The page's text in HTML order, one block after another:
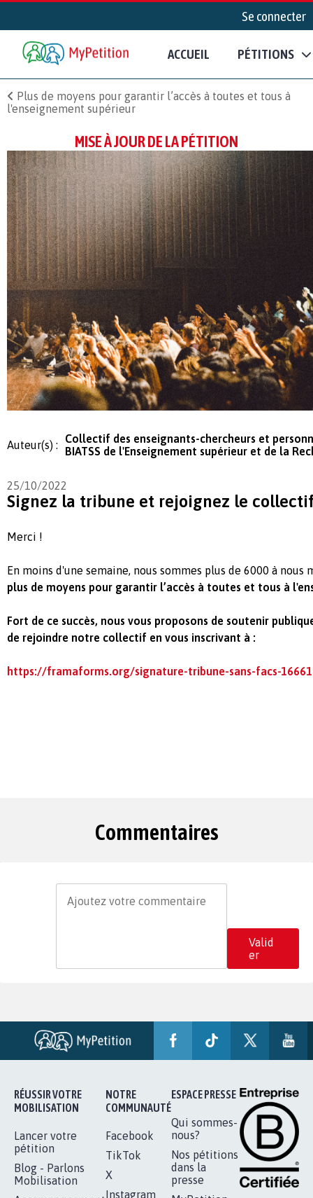
Se connecter
ACCUEIL PÉTITIONS
Plus de moyens pour garantir l’accès à toutes et tous à
l'enseignement supérieur
MISE À JOUR DE LA PÉTITION
Auteur(s) :
Collectif des enseignants-chercheurs et
BIATSS de l'Enseignement supérieur et de la
25/10/2022
Signez la tribune et rejoignez le
Merci !
En moins d'une semaine, nous sommes plus de 6000 à
plus de moyens pour garantir l’accès à toutes et tous à
Fort de ce succès, nous vous proposons de soutenir
de rejoindre notre collectif en vous inscrivant à :
https://framaforms.org/signature-tribune-sans-facs-
Commentaires
Valid
er
RÉUSSIR VOTRE
MOBILISATION
Lancer votre
pétition
Blog - Parlons
Mobilisation
NOTRE
COMMUNAUTÉ
Facebook
TikTok
X
Instagram
ESPACE PRESSE
Qui sommes-
nous?
Nos pétitions
dans la
presse